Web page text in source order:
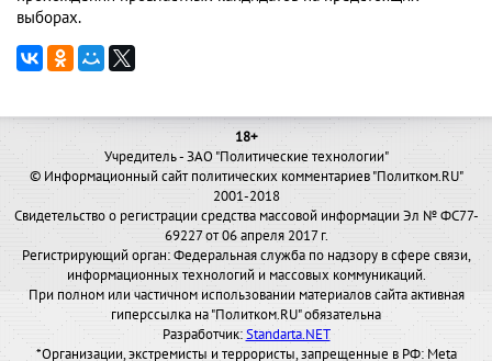
выборах.
18+
Учредитель - ЗАО "Политические технологии"
© Информационный сайт политических комментариев "Политком.RU"
2001-2018
Свидетельство о регистрации средства массовой информации Эл № ФС77-
69227 от 06 апреля 2017 г.
Регистрирующий орган: Федеральная служба по надзору в сфере связи,
информационных технологий и массовых коммуникаций.
При полном или частичном использовании материалов сайта активная
гиперссылка на "Политком.RU" обязательна
Разработчик:Standarta.NET
*Организации, экстремисты и террористы, запрещенные в РФ: Meta